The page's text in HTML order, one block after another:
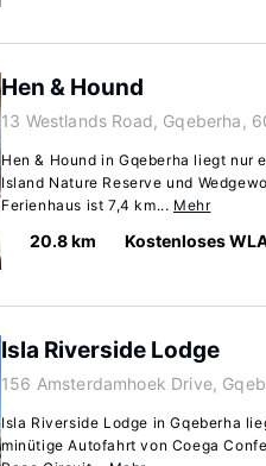
Hen & Hound
13 Westlands Road, Gqeberha,
Hen & Hound in Gqeberha liegt nur
Island Nature Reserve und
Ferienhaus ist 7,4 km... Mehr
20.8 km Kostenloses
Isla Riverside Lodge
156 Amsterdamhoek Drive,
Isla Riverside Lodge in Gqeberha
minütige Autofahrt von Coega